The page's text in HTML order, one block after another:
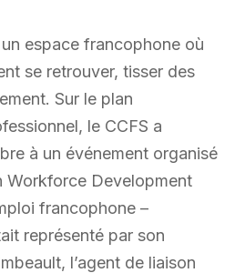
espace francophone où
se retrouver, tisser des
Sur le plan
le CCFS a
à un événement organisé
Workforce Development
francophone –
représenté par son
l’agent de liaison